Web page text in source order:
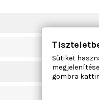
Sütiket
gombra